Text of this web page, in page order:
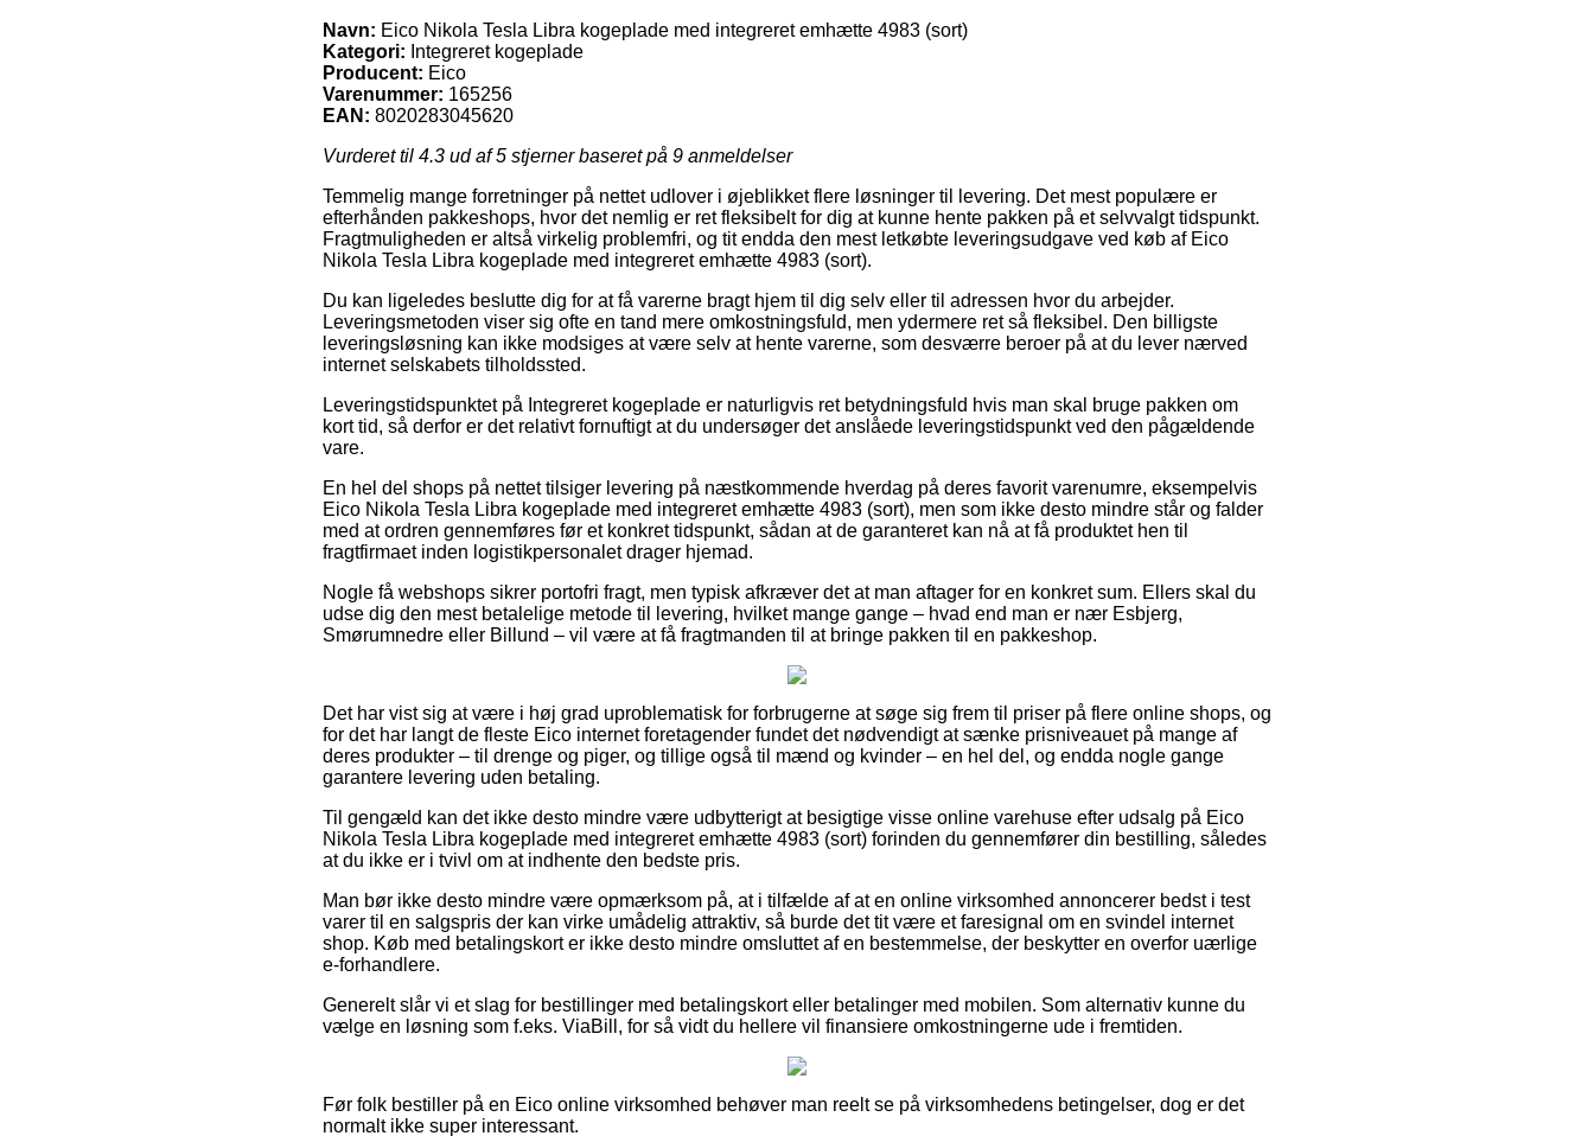
Navn: Eico Nikola Tesla Libra kogeplade med integreret emhætte 4983 (sort)
Kategori: Integreret kogeplade
Producent: Eico
Varenummer: 165256
EAN: 8020283045620
Vurderet til 4.3 ud af 5 stjerner baseret på 9 anmeldelser
Temmelig mange forretninger på nettet udlover i øjeblikket flere løsninger til levering. Det mest populære er
efterhånden pakkeshops, hvor det nemlig er ret fleksibelt for dig at kunne hente pakken på et selvvalgt tidspunkt.
Fragtmuligheden er altså virkelig problemfri, og tit endda den mest letkøbte leveringsudgave ved køb af Eico
Nikola Tesla Libra kogeplade med integreret emhætte 4983 (sort).
Du kan ligeledes beslutte dig for at få varerne bragt hjem til dig selv eller til adressen hvor du arbejder.
Leveringsmetoden viser sig ofte en tand mere omkostningsfuld, men ydermere ret så fleksibel. Den billigste
leveringsløsning kan ikke modsiges at være selv at hente varerne, som desværre beroer på at du lever nærved
internet selskabets tilholdssted.
Leveringstidspunktet på Integreret kogeplade er naturligvis ret betydningsfuld hvis man skal bruge pakken om
kort tid, så derfor er det relativt fornuftigt at du undersøger det anslåede leveringstidspunkt ved den pågældende
vare.
En hel del shops på nettet tilsiger levering på næstkommende hverdag på deres favorit varenumre, eksempelvis
Eico Nikola Tesla Libra kogeplade med integreret emhætte 4983 (sort), men som ikke desto mindre står og falder
med at ordren gennemføres før et konkret tidspunkt, sådan at de garanteret kan nå at få produktet hen til
fragtfirmaet inden logistikpersonalet drager hjemad.
Nogle få webshops sikrer portofri fragt, men typisk afkræver det at man aftager for en konkret sum. Ellers skal du
udse dig den mest betalelige metode til levering, hvilket mange gange – hvad end man er nær Esbjerg,
Smørumnedre eller Billund – vil være at få fragtmanden til at bringe pakken til en pakkeshop.
Det har vist sig at være i høj grad uproblematisk for forbrugerne at søge sig frem til priser på flere online shops, og
for det har langt de fleste Eico internet foretagender fundet det nødvendigt at sænke prisniveauet på mange af
deres produkter – til drenge og piger, og tillige også til mænd og kvinder – en hel del, og endda nogle gange
garantere levering uden betaling.
Til gengæld kan det ikke desto mindre være udbytterigt at besigtige visse online varehuse efter udsalg på Eico
Nikola Tesla Libra kogeplade med integreret emhætte 4983 (sort) forinden du gennemfører din bestilling, således
at du ikke er i tvivl om at indhente den bedste pris.
Man bør ikke desto mindre være opmærksom på, at i tilfælde af at en online virksomhed annoncerer bedst i test
varer til en salgspris der kan virke umådelig attraktiv, så burde det tit være et faresignal om en svindel internet
shop. Køb med betalingskort er ikke desto mindre omsluttet af en bestemmelse, der beskytter en overfor uærlige
e-forhandlere.
Generelt slår vi et slag for bestillinger med betalingskort eller betalinger med mobilen. Som alternativ kunne du
vælge en løsning som f.eks. ViaBill, for så vidt du hellere vil finansiere omkostningerne ude i fremtiden.
Før folk bestiller på en Eico online virksomhed behøver man reelt se på virksomhedens betingelser, dog er det
normalt ikke super interessant.